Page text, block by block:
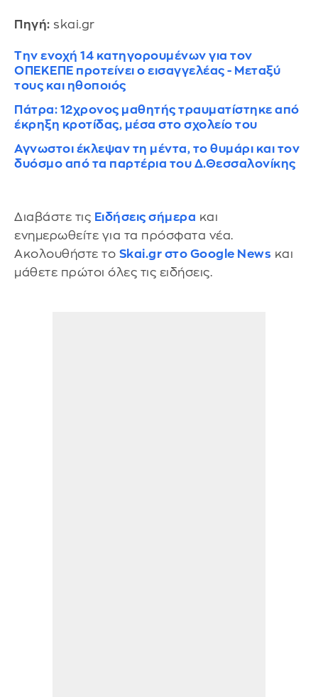
Πηγή: skai.gr
Την ενοχή 14 κατηγορουμένων για τον
ΟΠΕΚΕΠΕ προτείνει ο εισαγγελέας - Μεταξύ
τους και ηθοποιός
Πάτρα: 12χρονος μαθητής τραυματίστηκε από
έκρηξη κροτίδας, μέσα στο σχολείο του
Αγνωστοι έκλεψαν τη μέντα, το θυμάρι και τον
δυόσμο από τα παρτέρια του Δ.Θεσσαλονίκης
Διαβάστε τις Ειδήσεις σήμερα και
ενημερωθείτε για τα πρόσφατα νέα.
Ακολουθήστε το Skai.gr στο Google News και
μάθετε πρώτοι όλες τις ειδήσεις.